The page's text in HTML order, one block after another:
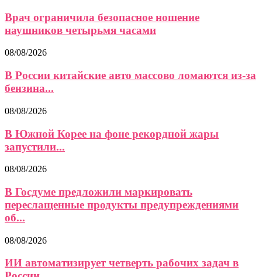
Врач ограничила безопасное ношение
наушников четырьмя часами
08/08/2026
В России китайские авто массово ломаются из-за
бензина...
08/08/2026
В Южной Корее на фоне рекордной жары
запустили...
08/08/2026
В Госдуме предложили маркировать
переслащенные продукты предупреждениями
об...
08/08/2026
ИИ автоматизирует четверть рабочих задач в